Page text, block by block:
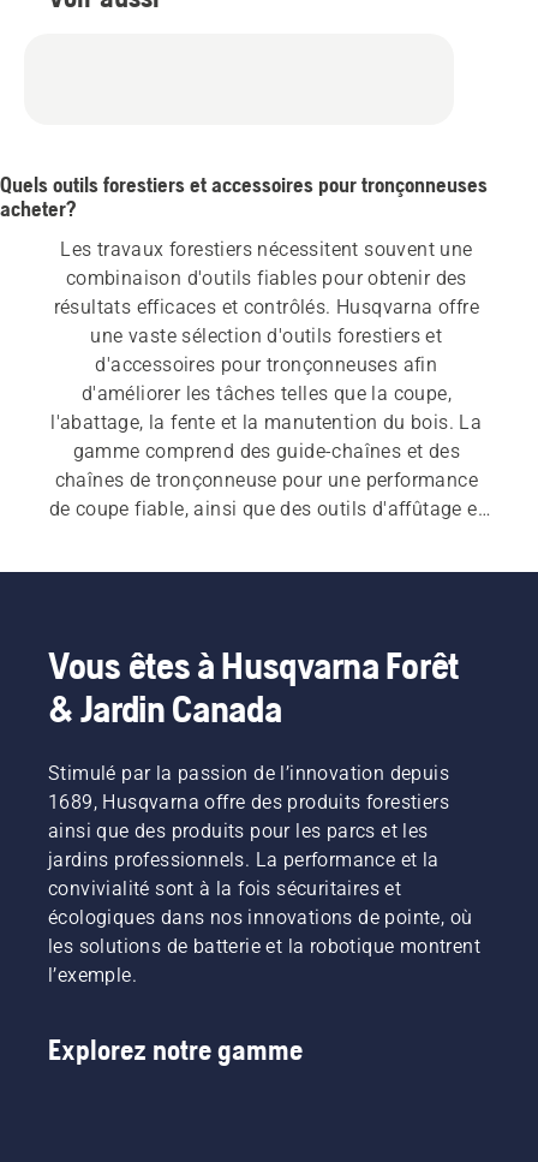
Quels outils forestiers et accessoires pour tronçonneuses
acheter?
Les travaux forestiers nécessitent souvent une
combinaison d'outils fiables pour obtenir des
résultats efficaces et contrôlés. Husqvarna offre
une vaste sélection d'outils forestiers et
d'accessoires pour tronçonneuses afin
d'améliorer les tâches telles que la coupe,
l'abattage, la fente et la manutention du bois. La
gamme comprend des guide-chaînes et des
chaînes de tronçonneuse pour une performance
de coupe fiable, ainsi que des outils d'affûtage et
la chaîne de votre tronçonneuse. Vous trouverez
Des outils supplémentaires tels que des barres
d'abattage, des coins, des crochets à bûches et
des pinces de levage aident à améliorer le
manipulation de bois lourd. Des accessoires
pratiques, y compris des ceintures forestières et
des outils de mesure, soutiennent davantage un
travail efficace et organisé en forêt.
Vous êtes à Husqvarna Forêt
& Jardin Canada
Stimulé par la passion de l’innovation depuis
1689, Husqvarna offre des produits forestiers
ainsi que des produits pour les parcs et les
jardins professionnels. La performance et la
convivialité sont à la fois sécuritaires et
écologiques dans nos innovations de pointe, où
les solutions de batterie et la robotique montrent
l’exemple.
Explorez notre gamme